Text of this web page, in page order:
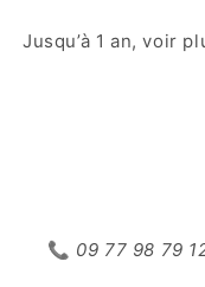
Jusqu’à 1 an, voir
📞 09 77 98 79